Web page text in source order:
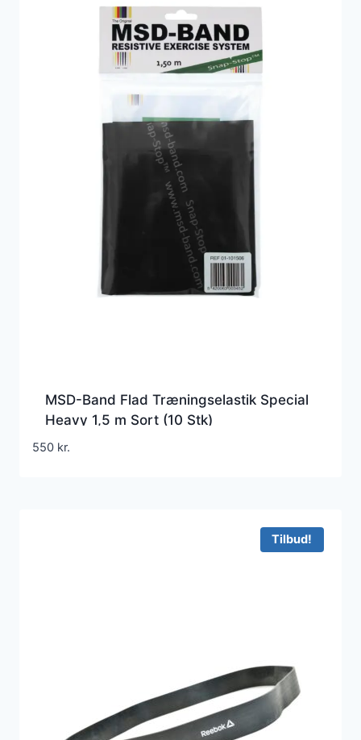
MSD-Band Flad Træningselastik Special
Heavy 1,5 m Sort (10 Stk)
550 kr.
Tilbud!